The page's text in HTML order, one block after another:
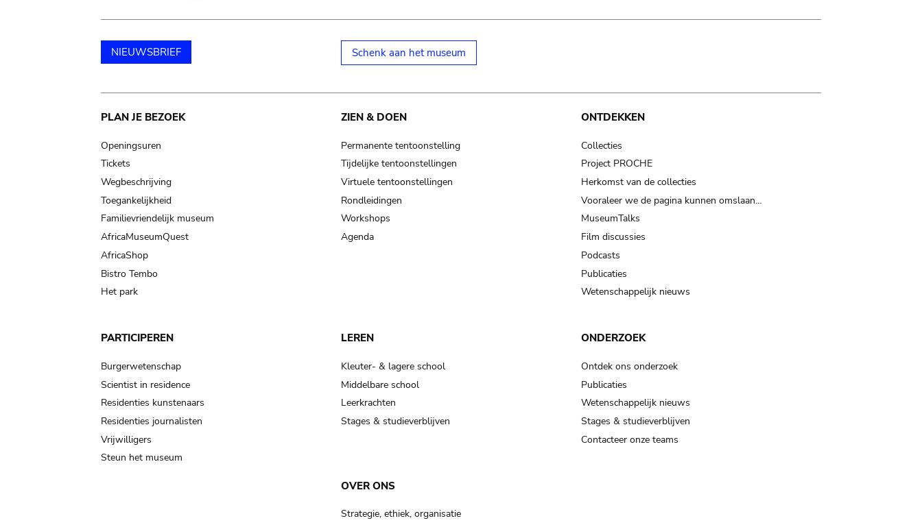
NIEUWSBRIEF Schenk aan het museum
Main
navigation
PLAN JE BEZOEK
Openingsuren
Tickets
Wegbeschrijving
Toegankelijkheid
Familievriendelijk museum
AfricaMuseumQuest
AfricaShop
Bistro Tembo
Het park
ZIEN & DOEN
Permanente tentoonstelling
Tijdelijke tentoonstellingen
Virtuele tentoonstellingen
Rondleidingen
Workshops
Agenda
ONTDEKKEN
Collecties
Project PROCHE
Herkomst van de collecties
Vooraleer we de pagina kunnen omslaan…
MuseumTalks
Film discussies
Podcasts
Publicaties
Wetenschappelijk nieuws
PARTICIPEREN
Burgerwetenschap
Scientist in residence
Residenties kunstenaars
Residenties journalisten
Vrijwilligers
Steun het museum
LEREN
Kleuter- & lagere school
Middelbare school
Leerkrachten
Stages & studieverblijven
ONDERZOEK
Ontdek ons onderzoek
Publicaties
Wetenschappelijk nieuws
Stages & studieverblijven
Contacteer onze teams
OVER ONS
Strategie, ethiek, organisatie